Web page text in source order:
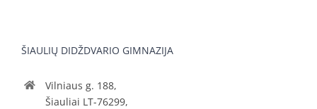
ŠIAULIŲ DIDŽDVARIO GIMNAZIJA
Vilniaus g. 188,
Šiauliai LT-76299,